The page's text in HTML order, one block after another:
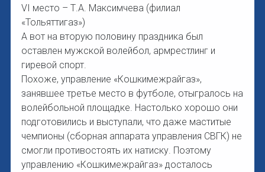
VI место – Т.А. Максимчева (филиал
«Тольяттигаз»)
А вот на вторую половину праздника был
оставлен мужской волейбол, армрестлинг и
гиревой спорт.
Похоже, управление «Кошкимежрайгаз»,
занявшее третье место в футболе, отыгралось на
волейбольной площадке. Настолько хорошо они
подготовились и выступали, что даже маститые
чемпионы (сборная аппарата управления СВГК) не
смогли противостоять их натиску. Поэтому
управлению «Кошкимежрайгаз» досталось